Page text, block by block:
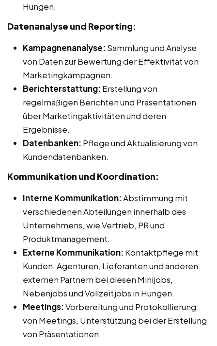
Hungen.
Datenanalyse und Reporting:
Kampagnenanalyse: Sammlung und Analyse
von Daten zur Bewertung der Effektivität von
Marketingkampagnen.
Berichterstattung: Erstellung von
regelmäßigen Berichten und Präsentationen
über Marketingaktivitäten und deren
Ergebnisse.
Datenbanken: Pflege und Aktualisierung von
Kundendatenbanken.
Kommunikation und Koordination:
Interne Kommunikation:Abstimmung mit
verschiedenen Abteilungen innerhalb des
Unternehmens, wie Vertrieb, PR und
Produktmanagement.
Externe Kommunikation: Kontaktpflege mit
Kunden, Agenturen, Lieferanten und anderen
externen Partnern bei diesen Minijobs,
Nebenjobs und Vollzeitjobs in Hungen.
Meetings:Vorbereitung und Protokollierung
von Meetings, Unterstützung bei der Erstellung
von Präsentationen.